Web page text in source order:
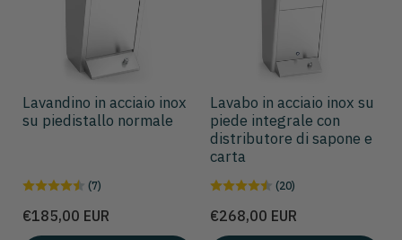
Lavandino in acciaio inox
su piedistallo normale
(7)
Prezzo
€185,00 EUR
Lavabo in acciaio inox su
piede integrale con
distributore di sapone e
carta
(20)
Prezzo
€268,00 EUR